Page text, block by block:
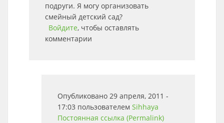
подруги. Я могу организовать
смейный детский сад?
Войдите, чтобы оставлять
комментарии
Опубликовано 29 апреля, 2011 -
17:03 пользователем Sihhaya
Постоянная ссылка (Permalink)